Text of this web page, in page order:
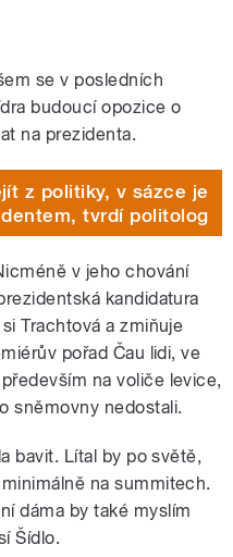
se v posledních
budoucí opozice o
na prezidenta.
z politiky, v sázce je
tvrdí politolog
v jeho chování
kandidatura
Trachtová a zmiňuje
pořad Čau lidi, ve
na voliče levice,
sněmovny nedostali.
bavit. Lítal by po světě,
na summitech.
dáma by také myslím
Šídlo.